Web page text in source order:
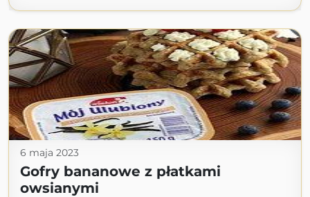
6 maja 2023
Gofry bananowe z płatkami
owsianymi